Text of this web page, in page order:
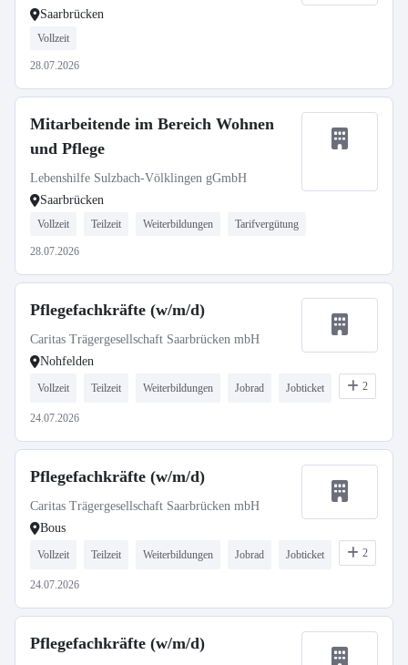
Saarbrücken
Vollzeit
28.07.2026
Mitarbeitende im Bereich Wohnen
und Pflege
Lebenshilfe Sulzbach-Völklingen gGmbH
Saarbrücken
Vollzeit Teilzeit Weiterbildungen Tarifvergütung
28.07.2026
Pflegefachkräfte (w/m/d)
Caritas Trägergesellschaft Saarbrücken mbH
Nohfelden
Vollzeit Teilzeit Weiterbildungen Jobrad Jobticket 2
24.07.2026
Pflegefachkräfte (w/m/d)
Caritas Trägergesellschaft Saarbrücken mbH
Bous
Vollzeit Teilzeit Weiterbildungen Jobrad Jobticket 2
24.07.2026
Pflegefachkräfte (w/m/d)